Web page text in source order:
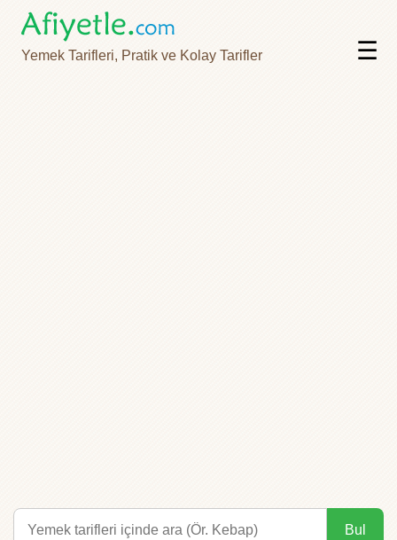
Yemek Tarifleri, Pratik ve Kolay Tarifler ☰
Bul